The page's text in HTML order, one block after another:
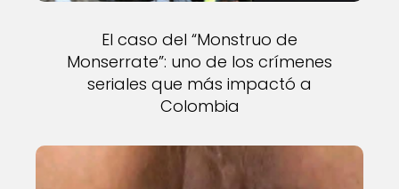
El caso del “Monstruo de
Monserrate”: uno de los crímenes
seriales que más impactó a
Colombia